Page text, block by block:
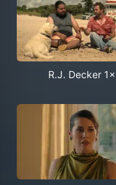
R.J. Decker